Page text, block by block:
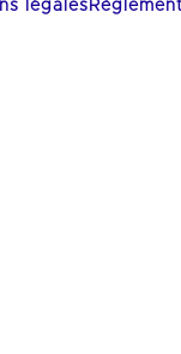
légales